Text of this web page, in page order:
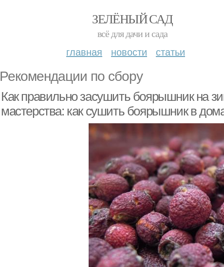
ЗЕЛЁНЫЙ САД
всё для дачи и сада
главная новости статьи
Рекомендации по сбору
Как правильно засушить боярышник на
мастерства: как сушить боярышник в